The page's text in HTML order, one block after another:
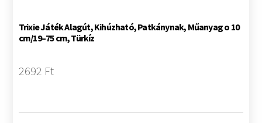
Trixie Játék Alagút, Kihúzható, Patkánynak, Műanyag o 10
cm/19–75 cm, Türkíz
2692 Ft